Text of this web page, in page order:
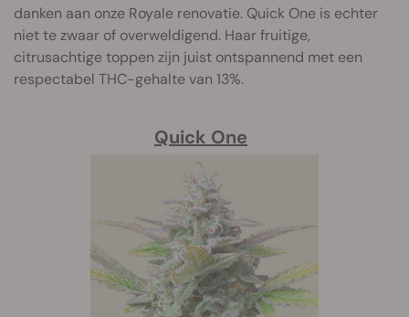
danken aan onze Royale renovatie. Quick One is echter
niet te zwaar of overweldigend. Haar fruitige,
citrusachtige toppen zijn juist ontspannend met een
respectabel THC-gehalte van 13%.
Quick One